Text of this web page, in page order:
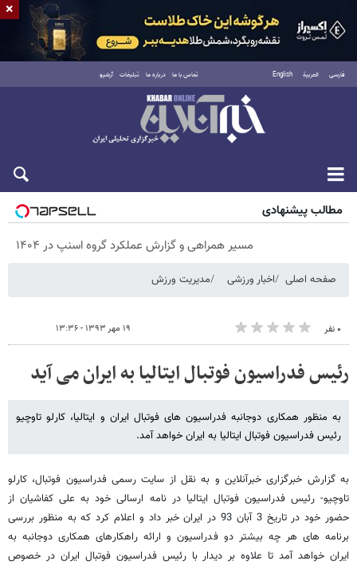
فارسی العربية English تماس با ما درباره ما تبلیغات آرشیو
پنجشنبه ۱۵ مرداد ۱۴۰۵
مطالب پیشنهادی
مسیر همراهی و گزارش عملکرد گروه اسنپ در ۱۴۰۴
صفحه اصلی اخبار ورزشی مدیریت ورزش
۰ نفر ۱۹ مهر ۱۳۹۳ - ۱۳:۳۶
رئیس فدراسیون فوتبال ایتالیا به ایران می آید
به منظور همکاری دوجانبه فدراسیون های فوتبال ایران و ایتالیا، کارلو تاوچیو
رئیس فدراسیون فوتبال ایتالیا به ایران خواهد آمد.
به گزارش خبرگزاری خبرآنلاین و به نقل از سایت رسمی فدراسیون فوتبال، کارلو
تاوچیو- رئیس فدراسیون فوتبال ایتالیا در نامه ارسالی خود به علی کفاشیان از
حضور خود در تاریخ 3 آبان 93 در ایران خبر داد و اعلام کرد که به منظور بررسی
برنامه های هر چه بیشتر دو فدراسیون و ارائه راهکارهای همکاری دوجانبه به
ایران خواهد آمد تا علاوه بر دیدار با رئیس فدراسیون فوتبال ایران در خصوص
×